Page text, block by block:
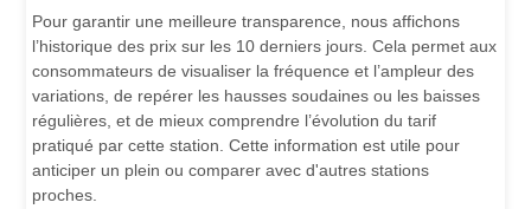
Pour garantir une meilleure transparence, nous affichons
l’historique des prix sur les 10 derniers jours. Cela permet aux
consommateurs de visualiser la fréquence et l’ampleur des
variations, de repérer les hausses soudaines ou les baisses
régulières, et de mieux comprendre l’évolution du tarif
pratiqué par cette station. Cette information est utile pour
anticiper un plein ou comparer avec d'autres stations
proches.